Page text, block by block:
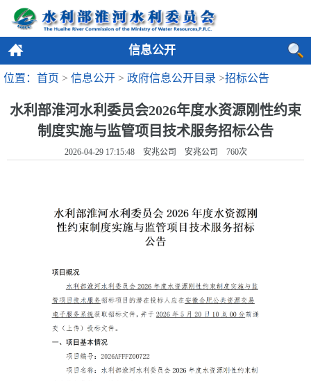
信息公开
位置：首页 > 信息公开 > 政府信息公开目录 >招标公告
水利部淮河水利委员会2026年度水资源刚性约束
制度实施与监管项目技术服务招标公告
2026-04-29 17:15:48 安兆公司 安兆公司 760次